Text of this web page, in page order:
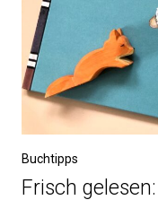
Buchtipps
Frisch